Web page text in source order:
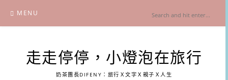
content
MENU
走走停停，小燈泡在旅行
奶茶團長DIFENY：旅行Ｘ文字Ｘ親子Ｘ人生